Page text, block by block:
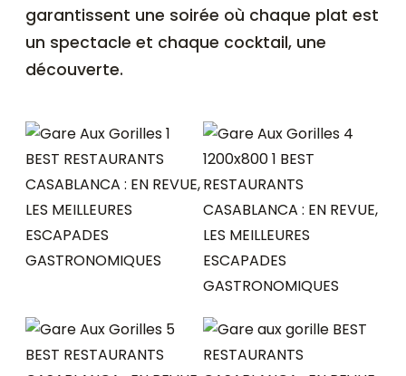
garantissent une soirée où chaque plat est
un spectacle et chaque cocktail, une
découverte.